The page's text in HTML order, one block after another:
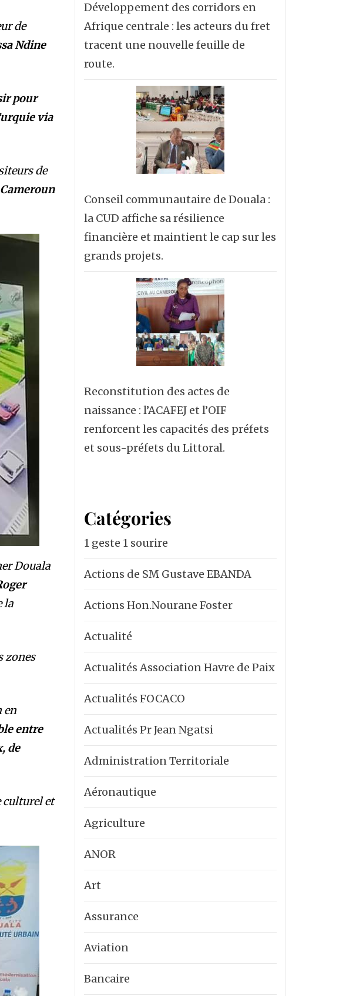
de
Ndine
pour
via
de
Cameroun
Douala
la
zones
en
entre
de
culturel et
Développement des corridors en
Afrique centrale : les acteurs du fret
tracent une nouvelle feuille de
route.
Conseil communautaire de Douala :
la CUD affiche sa résilience
financière et maintient le cap sur les
grands projets.
Reconstitution des actes de
naissance : l’ACAFEJ et l’OIF
renforcent les capacités des préfets
et sous-préfets du Littoral.
Catégories
1 geste 1 sourire
Actions de SM Gustave EBANDA
Actions Hon.Nourane Foster
Actualité
Actualités Association Havre de Paix
Actualités FOCACO
Actualités Pr Jean Ngatsi
Administration Territoriale
Aéronautique
Agriculture
ANOR
Art
Assurance
Aviation
Bancaire